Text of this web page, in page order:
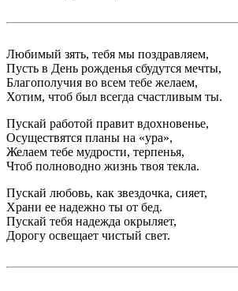
Любимый зять, тебя мы поздравляем,
Пусть в День рожденья сбудутся мечты,
Благополучия во всем тебе желаем,
Хотим, чтоб был всегда счастливым ты.
Пускай работой правит вдохновенье,
Осуществятся планы на «ура»,
Желаем тебе мудрости, терпенья,
Чтоб полноводно жизнь твоя текла.
Пускай любовь, как звездочка, сияет,
Храни ее надежно ты от бед.
Пускай тебя надежда окрыляет,
Дорогу освещает чистый свет.